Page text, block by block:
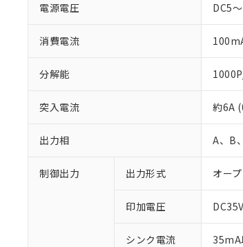
電源電圧 DC5
消費電流
分解能
突入電流 約6A
出力相 A、B
制御出力 出力形式 オー
印加電圧
シンク電流 35mA